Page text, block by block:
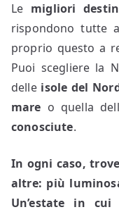
Le migliori
rispondono tutte
proprio questo a
Puoi scegliere la
delle isole del
mare o quella
conosciute.
In ogni caso,
altre: più
Un’estate in